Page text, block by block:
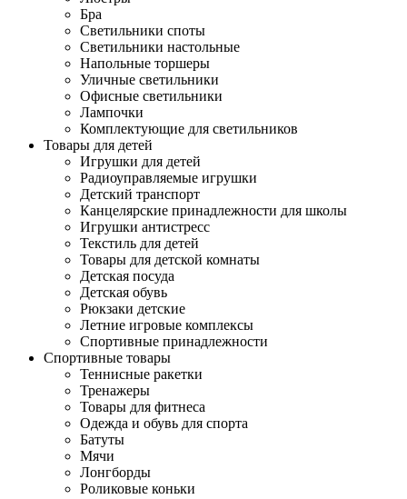
Бра
Светильники споты
Светильники настольные
Напольные торшеры
Уличные светильники
Офисные светильники
Лампочки
Комплектующие для светильников
Товары для детей
Игрушки для детей
Радиоуправляемые игрушки
Детский транспорт
Канцелярские принадлежности для школы
Игрушки антистресс
Текстиль для детей
Товары для детской комнаты
Детская посуда
Детская обувь
Рюкзаки детские
Летние игровые комплексы
Спортивные принадлежности
Спортивные товары
Теннисные ракетки
Тренажеры
Товары для фитнеса
Одежда и обувь для спорта
Батуты
Мячи
Лонгборды
Роликовые коньки